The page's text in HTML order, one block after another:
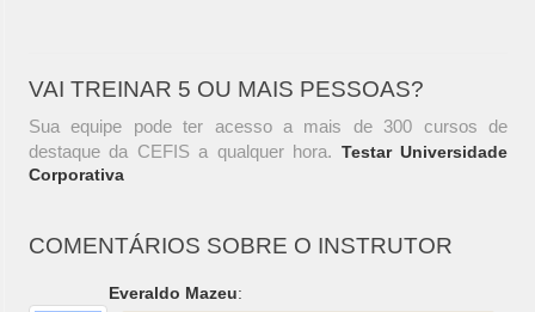
VAI TREINAR 5 OU MAIS PESSOAS?
Sua equipe pode ter acesso a mais de 300 cursos de
destaque da CEFIS a qualquer hora. Testar Universidade
Corporativa
COMENTÁRIOS SOBRE O INSTRUTOR
Everaldo Mazeu: